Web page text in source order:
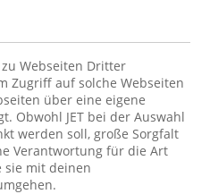
Webseiten Dritter
Zugriff auf solche Webseiten
über eine eigene
Obwohl JET bei der Auswahl
werden soll, große Sorgfalt
Verantwortung für die Art
sie mit deinen